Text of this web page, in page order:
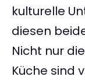
kulturelle
diesen
Nicht nur
Küche sind